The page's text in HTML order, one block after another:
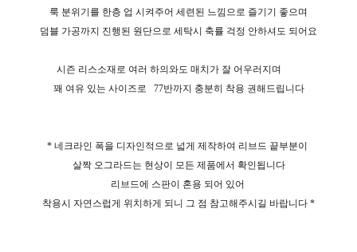
룩 분위기를 한층 업 시켜주어 세련된 느낌으로 즐기기 좋으며
덤블 가공까지 진행된 원단으로 세탁시 축률 걱정 안하셔도 되어요
시즌 리스소재로 여러 하의와도 매치가 잘 어우러지며
꽤 여유 있는 사이즈로
77반까지 충분히 착용 권해드립니다
* 네크라인 폭을 디자인적으로 넓게 제작하여 리브드 끝부분이
살짝 오그라드는 현상이 모든 제품에서 확인됩니다
리브드에 스판이 혼용 되어 있어
착용시 자연스럽게 위치하게 되니 그 점 참고해주시길 바랍니다 *